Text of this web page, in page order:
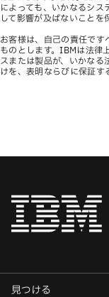
によっても、いかなるシ
して影響が及ばないことを
お客様は、自己の責任で
ものとします。IBMは法律
スまたは製品が、いかなる
けを、表明ならびに保証す